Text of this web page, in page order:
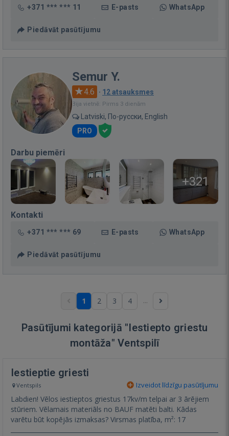
+371 *** *** 11 E-pasts WhatsApp
Piedāvāt pasūtījumu
Semur Y.
4.6 · 12 atsauksmes
Bija vietnē: Pirms 3 dienām
Latviski, По-русски, English
PRO
Darbu piemēri
+321
Kontakti
+371 *** *** 69 E-pasts WhatsApp
Piedāvāt pasūtījumu
1 2 3 4 ...
Pasūtījumi kategorijā "Iestiepto griestu
montāža" Ventspilī
Iestieptie griesti
Ventspils Izveidot līdzīgu pasūtījumu
Labdien! Vēlos iestieptos griestus 17kv/m telpai ar 3 ārējiem
stūriem. Vēlamais materiāls no BAUF matēti balti. Kādas
varētu būt kopējās izmaksas? Virsmas platība, m²: 17